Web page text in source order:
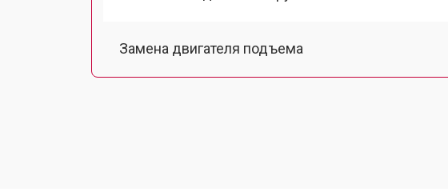
Замена двигателя подъема